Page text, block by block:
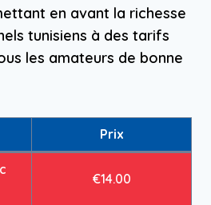
en avant la richesse
tunisiens à des tarifs
les amateurs de bonne
Prix
€14.00